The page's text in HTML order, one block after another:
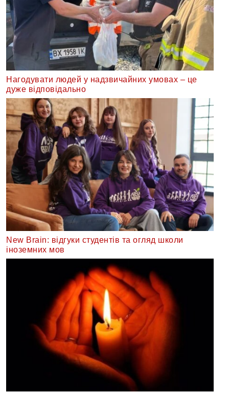
Нагодувати людей у надзвичайних умовах – це
дуже відповідально
New Brain: відгуки студентів та огляд школи
іноземних мов